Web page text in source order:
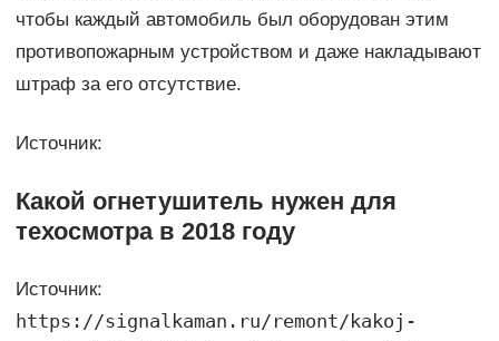
чтобы каждый автомобиль был оборудован этим
противопожарным устройством и даже накладывают
штраф за его отсутствие.
Источник:
Какой огнетушитель нужен для
техосмотра в 2018 году
Источник:
https://signalkaman.ru/remont/kakoj-